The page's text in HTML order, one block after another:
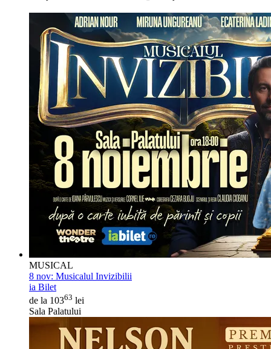
MUSICAL
8 nov: Musicalul Invizibilii
ia Bilet
de la 10363 lei
Sala Palatului